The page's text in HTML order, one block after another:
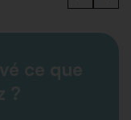
ce que
?